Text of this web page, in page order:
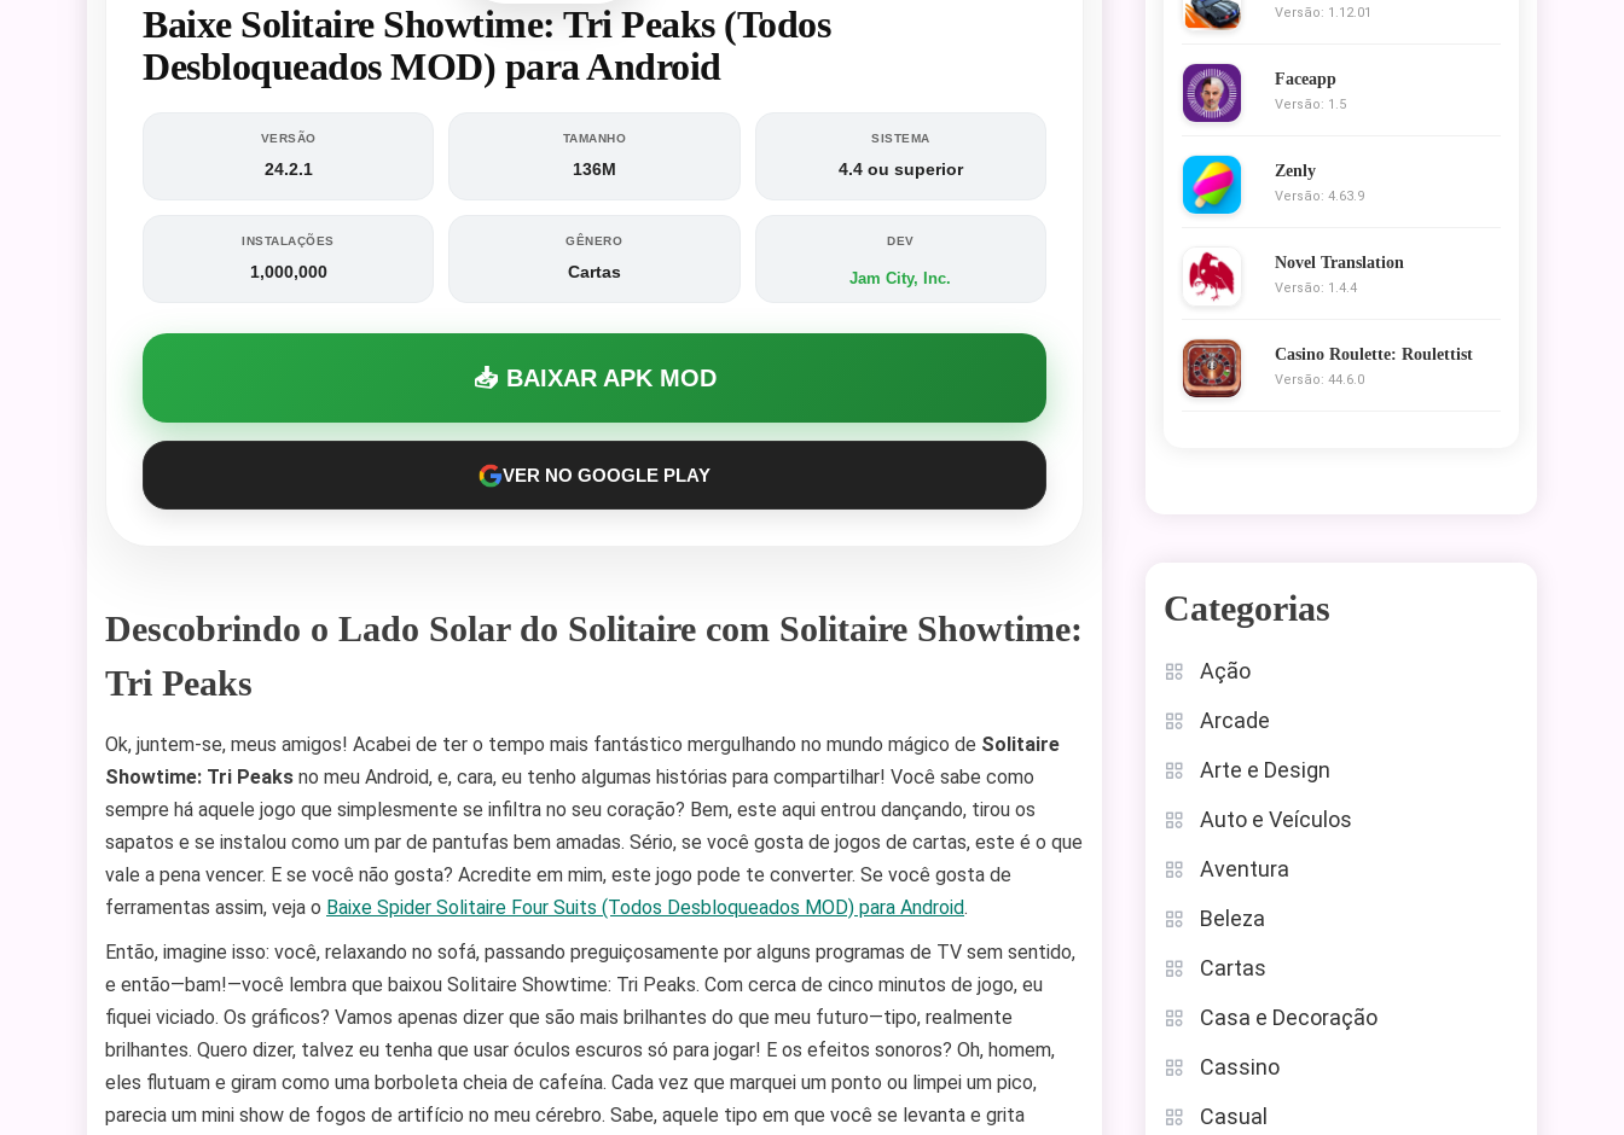
Baixe Solitaire Showtime: Tri Peaks (Todos
Desbloqueados MOD) para Android
VERSÃO
24.2.1
TAMANHO
136M
SISTEMA
4.4 ou superior
INSTALAÇÕES
1,000,000
GÊNERO
Cartas
DEV
Jam City, Inc.
📥 BAIXAR APK MOD
VER NO GOOGLE PLAY
Descobrindo o Lado Solar do Solitaire com Solitaire Showtime:
Tri Peaks
Ok, juntem-se, meus amigos! Acabei de ter o tempo mais fantástico mergulhando no mundo mágico de Solitaire
Showtime: Tri Peaks no meu Android, e, cara, eu tenho algumas histórias para compartilhar! Você sabe como
sempre há aquele jogo que simplesmente se infiltra no seu coração? Bem, este aqui entrou dançando, tirou os
sapatos e se instalou como um par de pantufas bem amadas. Sério, se você gosta de jogos de cartas, este é o que
vale a pena vencer. E se você não gosta? Acredite em mim, este jogo pode te converter. Se você gosta de
ferramentas assim, veja o Baixe Spider Solitaire Four Suits (Todos Desbloqueados MOD) para Android.
Então, imagine isso: você, relaxando no sofá, passando preguiçosamente por alguns programas de TV sem sentido,
e então—bam!—você lembra que baixou Solitaire Showtime: Tri Peaks. Com cerca de cinco minutos de jogo, eu
fiquei viciado. Os gráficos? Vamos apenas dizer que são mais brilhantes do que meu futuro—tipo, realmente
brilhantes. Quero dizer, talvez eu tenha que usar óculos escuros só para jogar! E os efeitos sonoros? Oh, homem,
eles flutuam e giram como uma borboleta cheia de cafeína. Cada vez que marquei um ponto ou limpei um pico,
parecia um mini show de fogos de artifício no meu cérebro. Sabe, aquele tipo em que você se levanta e grita
Versão: 1.12.01
Faceapp
Versão: 1.5
Zenly
Versão: 4.63.9
Novel Translation
Versão: 1.4.4
Casino Roulette: Roulettist
Versão: 44.6.0
Categorias
Ação
Arcade
Arte e Design
Auto e Veículos
Aventura
Beleza
Cartas
Casa e Decoração
Cassino
Casual